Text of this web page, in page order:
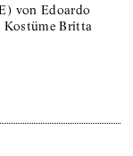
von Edoardo
Kostüme Britta